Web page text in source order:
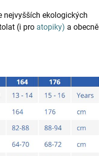
nejvyšších ekologických
(i pro atopiky) a obecně